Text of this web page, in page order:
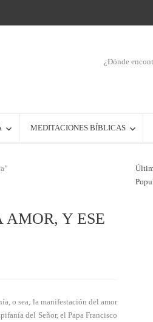
¿Dónde
MEDITACIONES BÍBLICAS
AMOR, Y ESE
o sea, la manifestación del amor
del Señor, el Papa Francisco